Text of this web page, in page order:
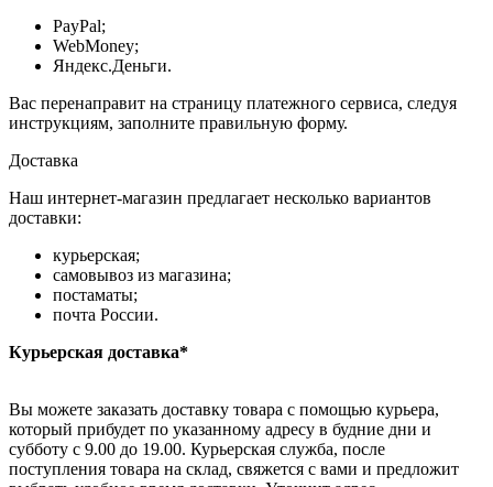
PayPal;
WebMoney;
Яндекс.Деньги.
Вас перенаправит на страницу платежного сервиса, следуя
инструкциям, заполните правильную форму.
Доставка
Наш интернет-магазин предлагает несколько вариантов
доставки:
курьерская;
самовывоз из магазина;
постаматы;
почта России.
Курьерская доставка*
Вы можете заказать доставку товара с помощью курьера,
который прибудет по указанному адресу в будние дни и
субботу с 9.00 до 19.00. Курьерская служба, после
поступления товара на склад, свяжется с вами и предложит